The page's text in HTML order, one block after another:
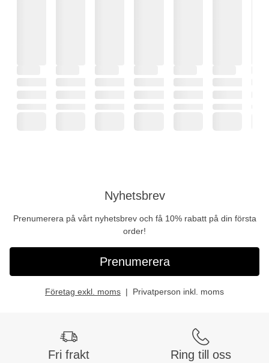
Nyhetsbrev
Prenumerera på vårt nyhetsbrev och få 10% rabatt på din första
order!
Prenumerera
Företag exkl. moms Privatperson inkl. moms
Fri frakt Ring till oss